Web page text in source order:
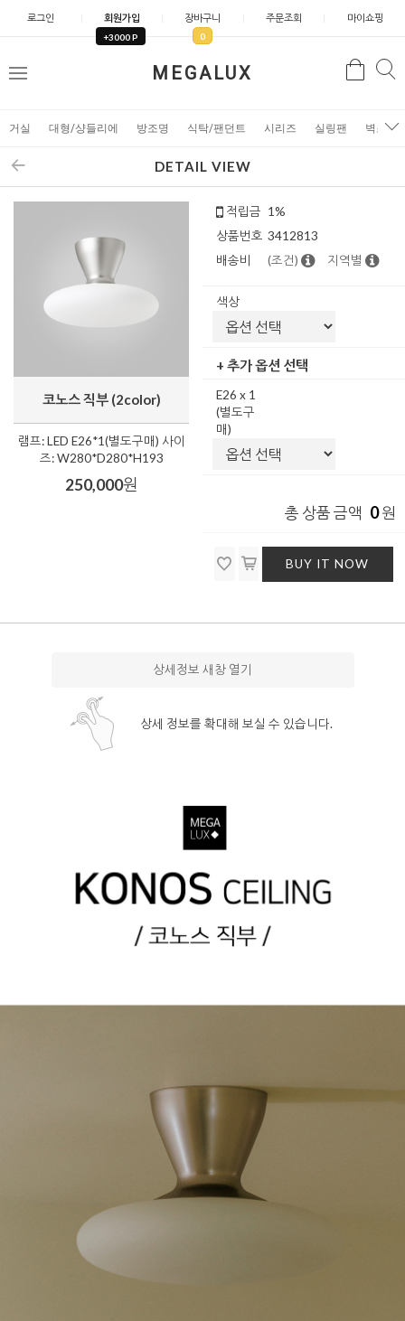
로그인 회원가입
+3000 P
장바구니
0
주문조회 마이쇼핑
MEGALUX
메
검
거실 대형/샹들리에 방조명 식탁/팬던트 시리즈 실링팬 벽조명
DETAIL VIEW
코노스 직부 (2color)
램프: LED E26*1(별도구매) 사이
즈: W280*D280*H193
250,000원
적립금 1%
상품번호 3412813
배송비
(조건) 지역별
색상
+ 추가 옵션 선택
E26 x 1
(별도구
매)
총 상품 금액 0원
BUY IT NOW
상세정보 새창 열기
상세 정보를 확대해 보실 수 있습니다.